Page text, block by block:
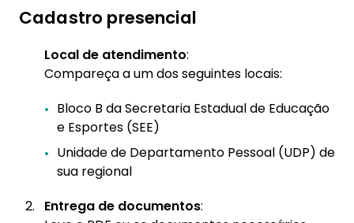
Cadastro presencial
Local de atendimento:
Compareça a um dos seguintes locais:
Bloco B da Secretaria Estadual de Educação
e Esportes (SEE)
Unidade de Departamento Pessoal (UDP) de
sua regional
Entrega de documentos: